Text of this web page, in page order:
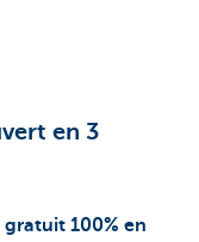
en 3
100% en